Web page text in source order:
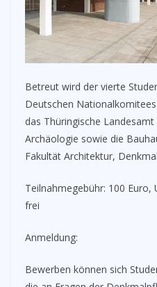
Betreut wird der vierte
Deutschen
das Thüringische
Archäologie sowie die
Fakultät Architektur,
Teilnahmegebühr: 100
frei
Anmeldung:
Bewerben können sich